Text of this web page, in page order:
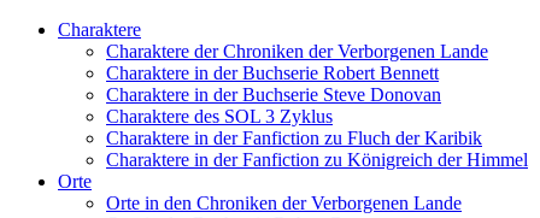
Charaktere
Charaktere der Chroniken der Verborgenen Lande
Charaktere in der Buchserie Robert Bennett
Charaktere in der Buchserie Steve Donovan
Charaktere des SOL 3 Zyklus
Charaktere in der Fanfiction zu Fluch der Karibik
Charaktere in der Fanfiction zu Königreich der Himmel
Orte
Orte in den Chroniken der Verborgenen Lande